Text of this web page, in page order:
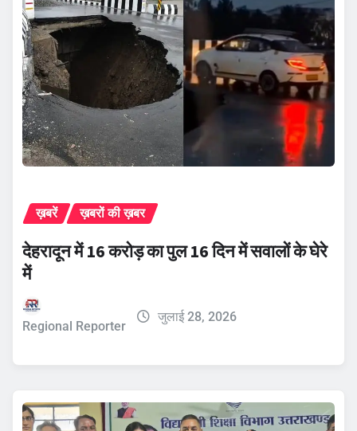
ख़बरें ख़बरों की ख़बर
देहरादून में 16 करोड़ का पुल 16 दिन में सवालों के घेरे
में
Regional Reporter
जुलाई 28, 2026